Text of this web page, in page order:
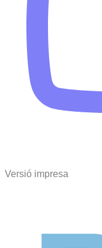
Versió impresa